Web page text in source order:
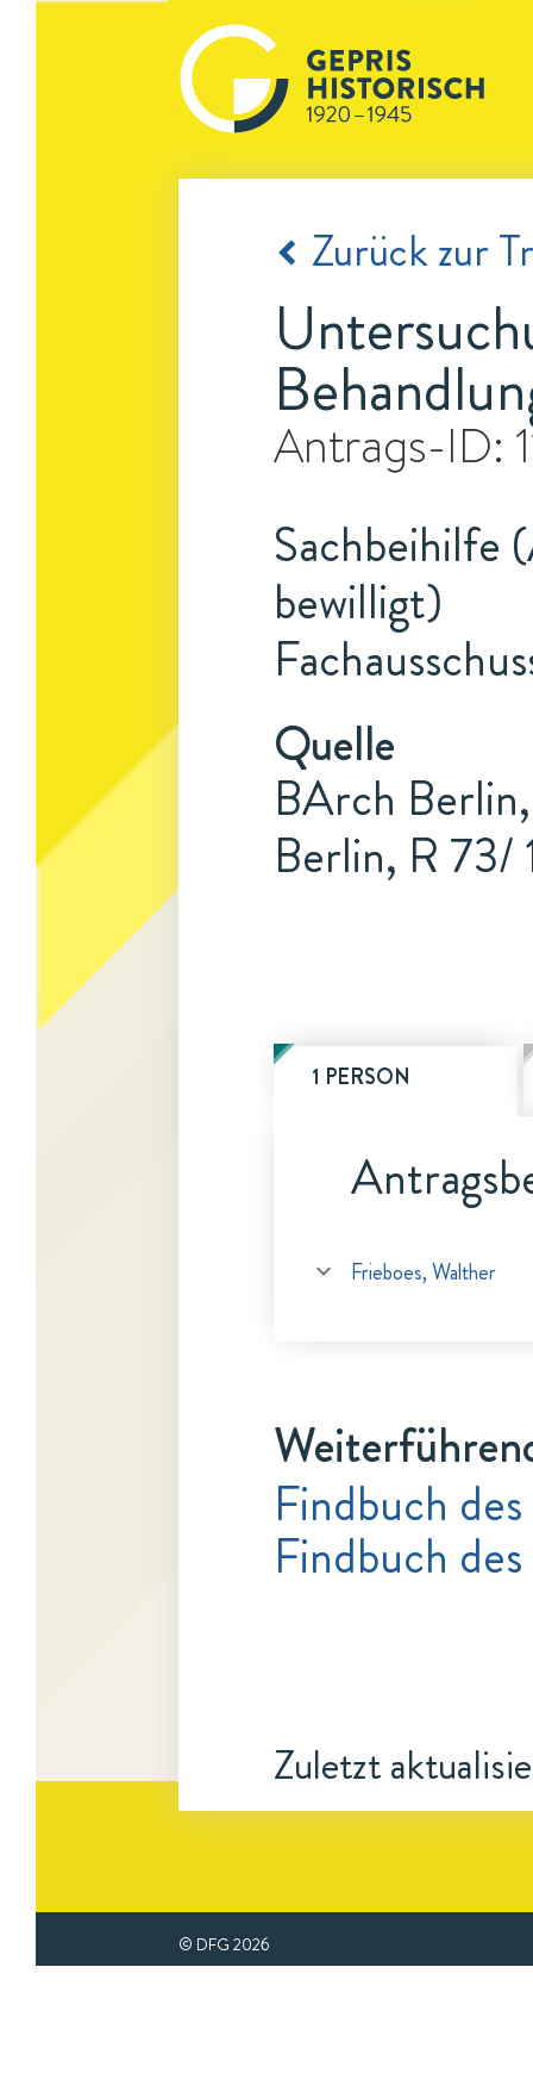
Zurück zur
Antrags-ID:
Sachbeihilfe
bewilligt)
Quelle
BArch
Berlin, R 73/
1 PERSON
Frieboes, Walther
Findbuch
Findbuch
Zuletzt
© DFG 2026